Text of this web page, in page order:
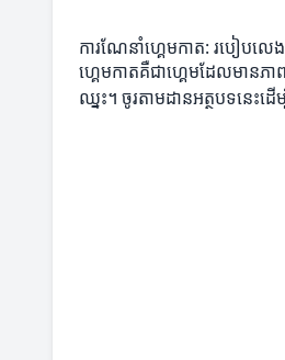
ការណែនាំហ្គេមកាត: របៀបល
ហ្គេមកាតគឺជាហ្គេមដែលមានភ
ឈ្នះ។ ចូរតាមដានអត្ថបទនេះ